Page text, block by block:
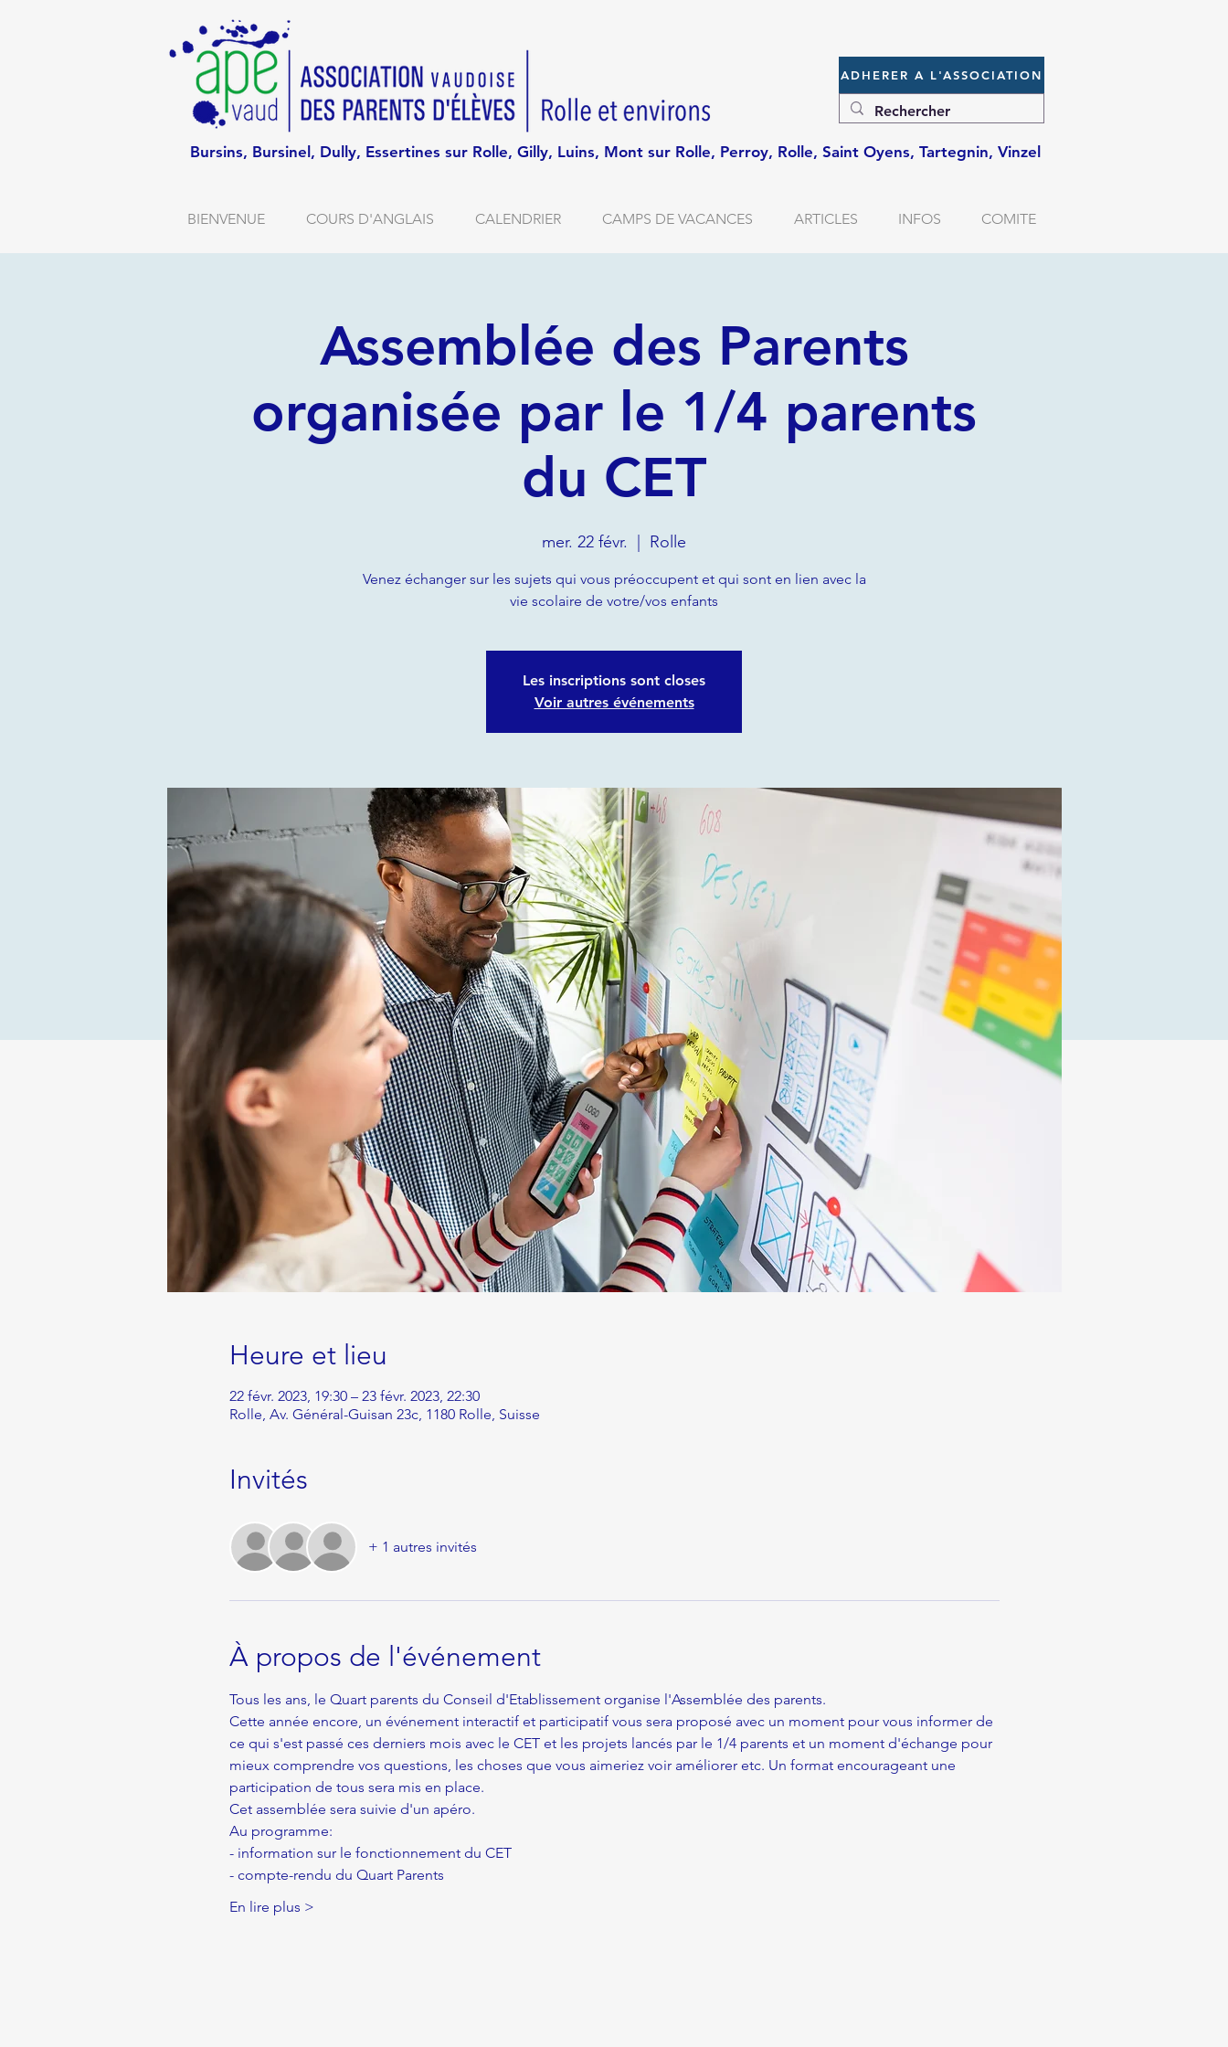
ADHERER A L'ASSOCIATION
Bursins, Bursinel, Dully, Essertines sur Rolle, Gilly, Luins, Mont sur Rolle, Perroy, Rolle, Saint Oyens, Tartegnin, Vinzel
BIENVENUE COURS D'ANGLAIS CALENDRIER CAMPS DE VACANCES ARTICLES INFOS COMITE
Assemblée des Parents
organisée par le 1/4 parents
du CET
mer. 22 févr. Rolle
Venez échanger sur les sujets qui vous préoccupent et qui sont en lien avec la
vie scolaire de votre/vos enfants
Les inscriptions sont closes
Voir autres événements
Heure et lieu
22 févr. 2023, 19:30 – 23 févr. 2023, 22:30
Rolle, Av. Général-Guisan 23c, 1180 Rolle, Suisse
Invités
+ 1 autres invités
À propos de l'événement
Tous les ans, le Quart parents du Conseil d'Etablissement organise l'Assemblée des parents.
Cette année encore, un événement interactif et participatif vous sera proposé avec un moment pour vous informer de
ce qui s'est passé ces derniers mois avec le CET et les projets lancés par le 1/4 parents et un moment d'échange pour
mieux comprendre vos questions, les choses que vous aimeriez voir améliorer etc. Un format encourageant une
participation de tous sera mis en place.
Cet assemblée sera suivie d'un apéro.
Au programme:
- information sur le fonctionnement du CET
- compte-rendu du Quart Parents
En lire plus >